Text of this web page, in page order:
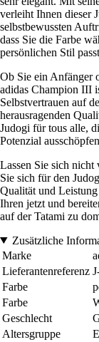
verleiht Ihnen dieser
selbstbewussten
dass Sie die Farbe
persönlichen Stil
Ob Sie ein Anfänger
adidas Champion III
Selbstvertrauen auf
herausragenden
Judogi für tous alle,
Potenzial
Lassen Sie sich nicht
Sie sich für den
Qualität und
Ihren jetzt und
auf der Tatami zu
Zusätzliche
Marke
Lieferantenreferenz
Farbe
Farbe
Geschlecht
Altersgruppe